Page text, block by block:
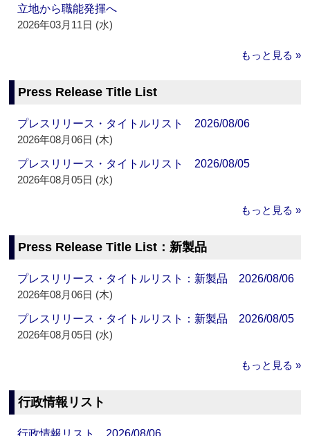
立地から職能発揮へ
2026年03月11日 (水)
もっと見る »
Press Release Title List
プレスリリース・タイトルリスト 2026/08/06
2026年08月06日 (木)
プレスリリース・タイトルリスト 2026/08/05
2026年08月05日 (水)
もっと見る »
Press Release Title List：新製品
プレスリリース・タイトルリスト：新製品 2026/08/06
2026年08月06日 (木)
プレスリリース・タイトルリスト：新製品 2026/08/05
2026年08月05日 (水)
もっと見る »
行政情報リスト